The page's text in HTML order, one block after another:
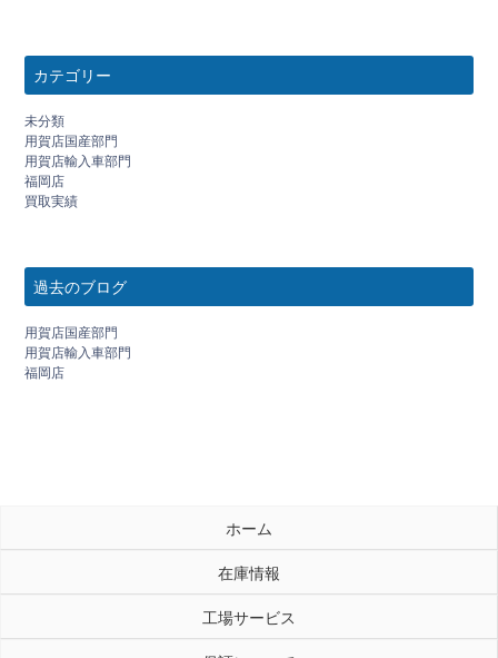
カテゴリー
未分類
用賀店国産部門
用賀店輸入車部門
福岡店
買取実績
過去のブログ
用賀店国産部門
用賀店輸入車部門
福岡店
ホーム
在庫情報
工場サービス